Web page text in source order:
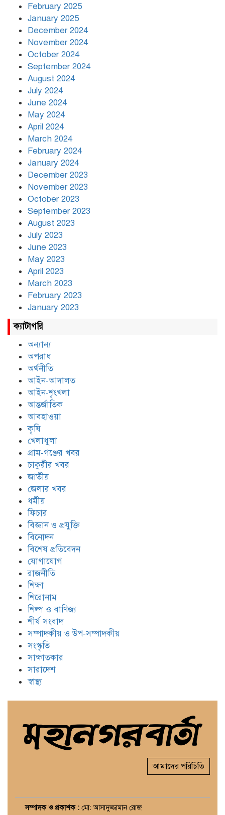
February 2025
January 2025
December 2024
November 2024
October 2024
September 2024
August 2024
July 2024
June 2024
May 2024
April 2024
March 2024
February 2024
January 2024
December 2023
November 2023
October 2023
September 2023
August 2023
July 2023
June 2023
May 2023
April 2023
March 2023
February 2023
January 2023
ক্যাটাগরি
অন্যান্য
অপরাধ
অর্থনীতি
আইন-আদালত
আইন-শৃংখলা
আন্তর্জাতিক
আবহাওয়া
কৃষি
খেলাধুলা
গ্রাম-গঞ্জের খবর
চাকুরীর খবর
জাতীয়
জেলার খবর
ধর্মীয়
ফিচার
বিজ্ঞান ও প্রযুক্তি
বিনোদন
বিশেষ প্রতিবেদন
যোগাযোগ
রাজনীতি
শিক্ষা
শিরোনাম
শিল্প ও বাণিজ্য
শীর্ষ সংবাদ
সম্পাদকীয় ও উপ-সম্পাদকীয়
সংস্কৃতি
সাক্ষাতকার
সারাদেশ
স্বাস্থ্য
আমাদের পরিচিতি
সম্পাদক ও প্রকাশক : মো: আসাদুজ্জামান রোজ